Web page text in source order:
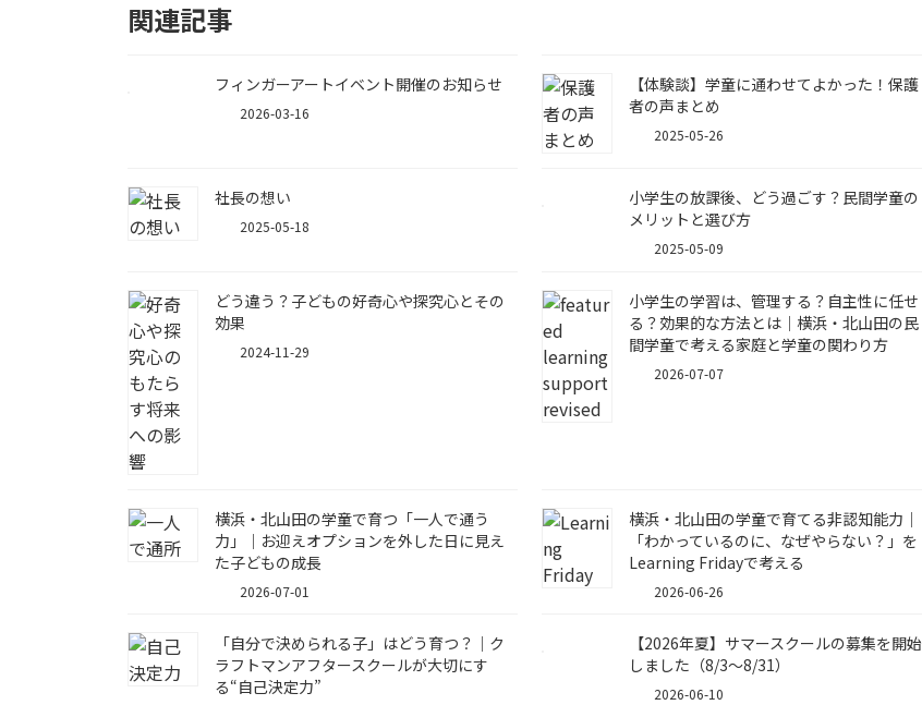
関連記事
フィンガーアートイベント開催のお知らせ
2026-03-16
【体験談】学童に通わせてよかった！保護
者の声まとめ
2025-05-26
社長の想い
2025-05-18
小学生の放課後、どう過ごす？民間学童の
メリットと選び方
2025-05-09
どう違う？子どもの好奇心や探究心とその
効果
2024-11-29
小学生の学習は、管理する？自主性に任せ
る？効果的な方法とは｜横浜・北山田の民
間学童で考える家庭と学童の関わり方
2026-07-07
横浜・北山田の学童で育つ「一人で通う
力」｜お迎えオプションを外した日に見え
た子どもの成長
2026-07-01
横浜・北山田の学童で育てる非認知能力｜
「わかっているのに、なぜやらない？」を
Learning Fridayで考える
2026-06-26
「自分で決められる子」はどう育つ？｜ク
ラフトマンアフタースクールが大切にす
る“自己決定力”
【2026年夏】サマースクールの募集を開始
しました（8/3〜8/31）
2026-06-10